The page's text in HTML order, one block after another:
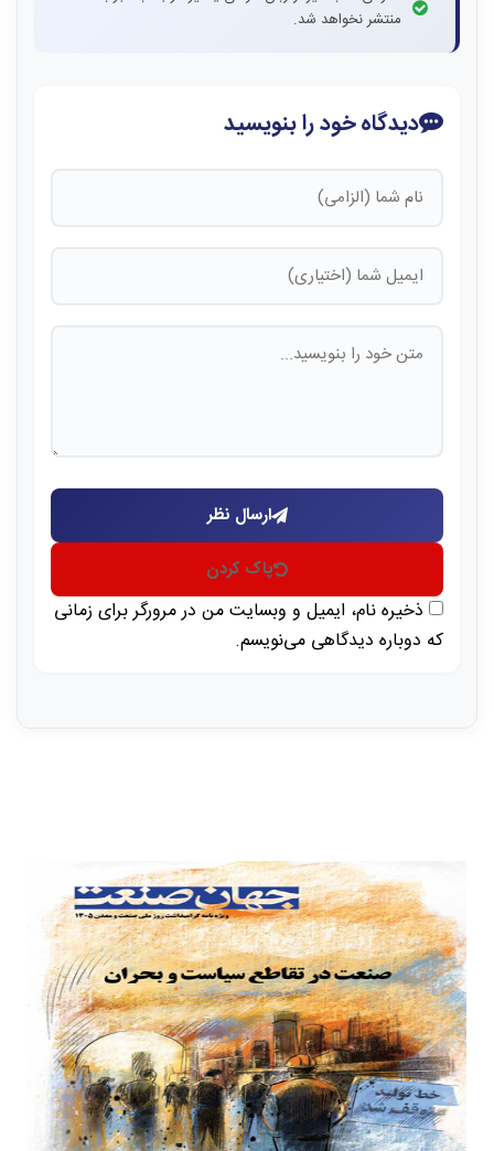
منتشر نخواهد شد.
دیدگاه خود را بنویسید
ارسال نظر
پاک کردن
ذخیره نام، ایمیل و وبسایت من در مرورگر برای زمانی
که دوباره دیدگاهی می‌نویسم.